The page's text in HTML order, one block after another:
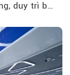
duy trì bộ